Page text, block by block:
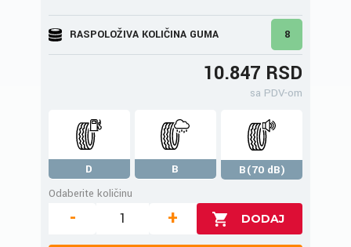
RASPOLOŽIVA KOLIČINA GUMA 8
10.847 RSD
sa PDV-om
D B
B(70 dB)
Odaberite količinu
- +